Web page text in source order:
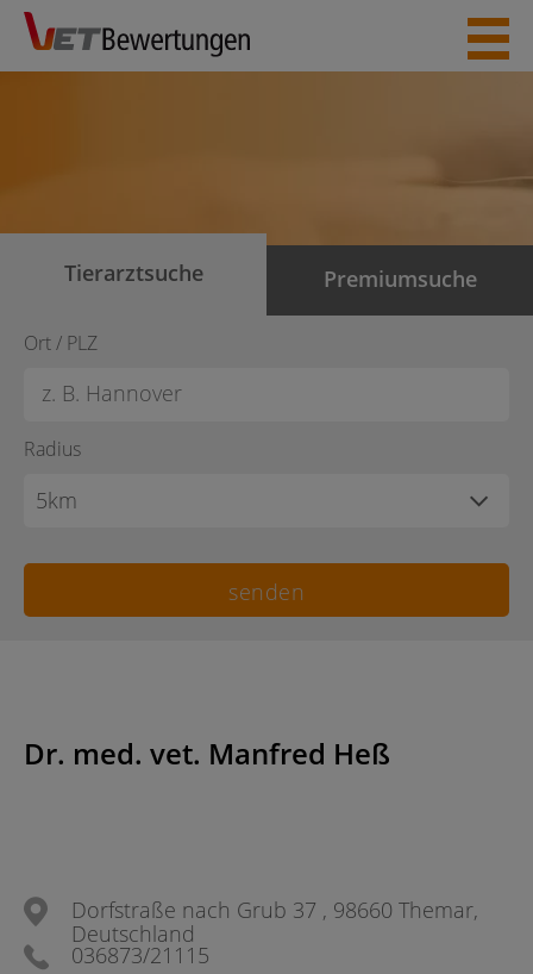
Skip
content
Tierarztsuche Premiumsuche
Ort / PLZ
Radius
Dr. med. vet. Manfred Heß
Dorfstraße nach Grub 37 , 98660 Themar,
Deutschland
036873/21115